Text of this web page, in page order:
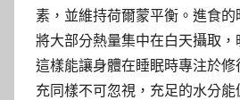
素，並維持荷爾蒙平衡。進食
將大部分熱量集中在白天攝取，
這樣能讓身體在睡眠時專注於
充同樣不可忽視，充足的水分